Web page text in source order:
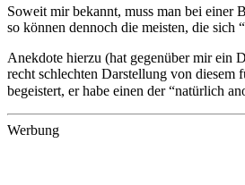
Soweit mir bekannt, muss man bei einer
so können dennoch die meisten, die sich
Anekdote hierzu (hat gegenüber mir ein
recht schlechten Darstellung von
begeistert, er habe einen der “natürlich
Werbung